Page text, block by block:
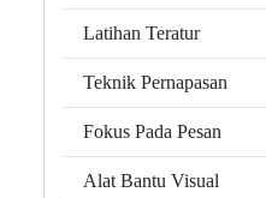
Latihan Teratur
Teknik Pernapasan
Fokus Pada Pesan
Alat Bantu Visual